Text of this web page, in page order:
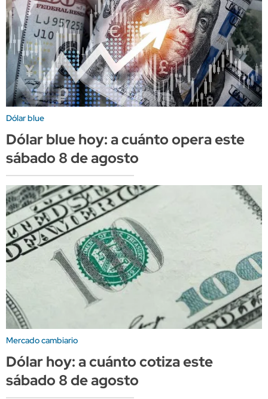
Dólar blue
Dólar blue hoy: a cuánto opera este
sábado 8 de agosto
Mercado cambiario
Dólar hoy: a cuánto cotiza este
sábado 8 de agosto